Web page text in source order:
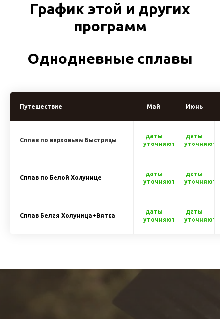
График этой и других
программ
Однодневные сплавы
Путешествие Май Июнь
Сплав по верховьям Быстрицы
даты
уточняются
даты
Сплав по Белой Холунице
даты
уточняются
даты
Сплав Белая Холуница+Вятка
даты
уточняются
даты